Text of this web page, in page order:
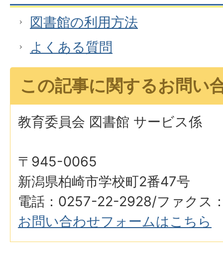
図書館の利用方法
よくある質問
この記事に関するお問い
教育委員会 図書館 サービス係
〒945-0065
新潟県柏崎市学校町2番47号
電話：0257-22-2928/ファクス
お問い合わせフォームはこちら